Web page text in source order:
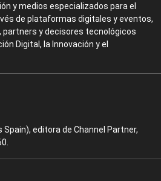
y medios especializados para el
de plataformas digitales y eventos,
y decisores tecnológicos
Digital, la Innovación y el
editora de Channel Partner,